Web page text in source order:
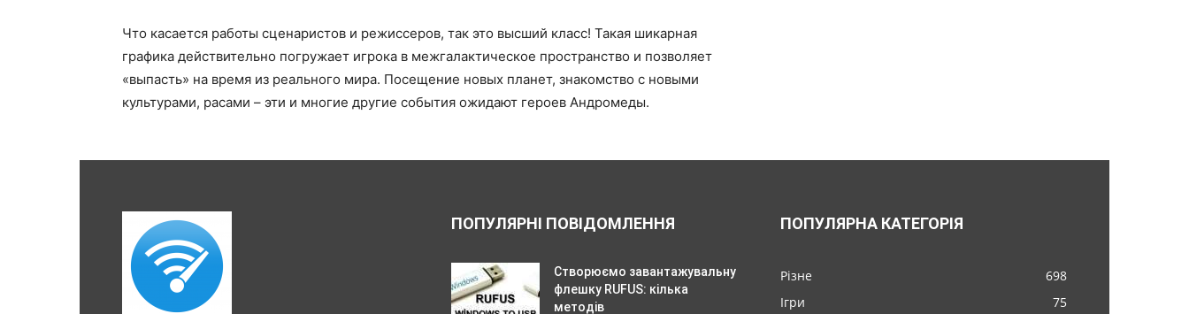
Что касается работы сценаристов и режиссеров, так это высший класс! Такая шикарная
графика действительно погружает игрока в межгалактическое пространство и позволяет
«выпасть» на время из реального мира. Посещение новых планет, знакомство с новыми
культурами, расами – эти и многие другие события ожидают героев Андромеды.
ПОПУЛЯРНІ ПОВІДОМЛЕННЯ
Створюємо завантажувальну
флешку RUFUS: кілька
методів
ПОПУЛЯРНА КАТЕГОРІЯ
Різне
698
Ігри
75